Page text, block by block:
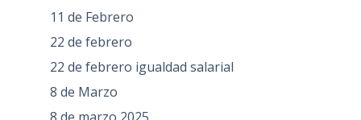
11 de Febrero
22 de febrero
22 de febrero igualdad salarial
8 de Marzo
8 de marzo 2025